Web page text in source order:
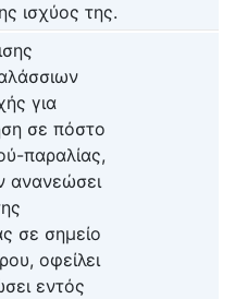
ισχύος της.
για
σε πόστο
παραλίας,
ανανεώσει
σε σημείο
οφείλει
εντός